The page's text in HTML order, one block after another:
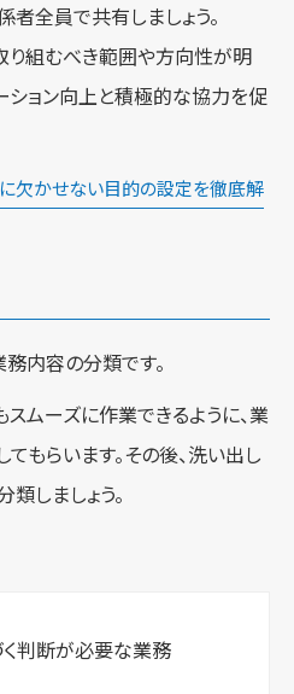
全員で共有しましょう。
り組むべき範囲や方向性が明
ション向上と積極的な協力を促
欠かせない目的の設定を徹底解
内容の分類です。
ムーズに作業できるように、業
もらいます。その後、洗い出し
しましょう。
判断が必要な業務